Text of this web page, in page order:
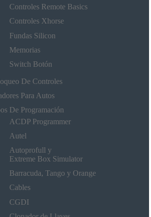
Controles Remote Basics
Controles Xhorse
Fundas Silicon
Memorias
Switch Botón
De Controles
Para Autos
De Programación
ACDP Programmer
Autel
Autoprofull y
Extreme Box Simulator
Barracuda, Tango y Orange
Cables
CGDI